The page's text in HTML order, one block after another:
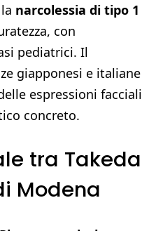
narcolessia di tipo 1
con
pediatrici. Il
giapponesi e italiane
espressioni facciali
concreto.
tra Takeda
Modena